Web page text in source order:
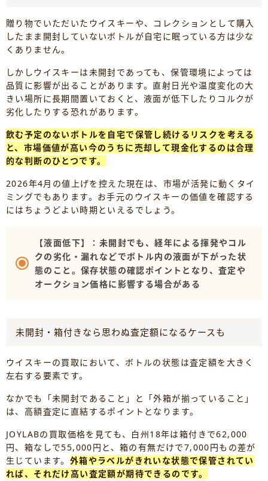
贈り物でいただいたウイスキーや、コレクションとして購入
したまま開封していないボトルが自宅に眠っている方は少な
くありません。
しかしウイスキーは未開封であっても、保管環境によっては
品質に影響が出ることがあります。直射日光や温度変化の大
きい場所に長期間置いておくと、液面が低下したりコルクが
劣化したりする恐れがあります。
飲む予定のないボトルを自宅で保管し続けるリスクを考える
と、市場価値が高い今のうちに売却して現金化するのは合理
的な判断のひとつです。
2026年4月の値上げを控えた現在は、市場が活発に動くタイ
ミングでもあります。お手元のウイスキーの価値を確認する
にはちょうどよい時期といえるでしょう。
【液面低下】：未開封でも、経年による揮発やコル
クの劣化・漏れなどでボトル内の液面が下がった状
態のこと。保存状態の確認ポイントとなり、査定や
オークション価格に影響する場合がある
未開封・箱付きなら思わぬ査定額になるケースも
ウイスキーの買取において、ボトルの状態は査定額を大きく
左右する要素です。
なかでも「未開封であること」と「外箱が揃っていること」
は、高額査定に直結するポイントとなります。
JOYLABの買取価格を見ても、白州18年は箱付きで62,000
円、箱なしで55,000円と、箱の有無だけで7,000円もの差が
生じています。 外箱やラベルがきれいな状態で保管されてい
れば、それだけ高い査定額が期待できるのです。